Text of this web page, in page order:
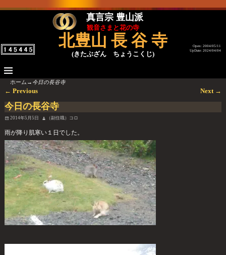
真言宗 豊山派
観音さまと花の寺
北豊山 長 谷 寺
(きたぶざん ちょうこくじ)
Open: 2004/05/11
UpDate: 2024/04/04
ホーム → 今日の長谷寺
投稿ナビゲーション
← Previous Next →
今日の長谷寺
2014年5月5日 （副住職）コロ
雨が降り肌寒い１日でした。